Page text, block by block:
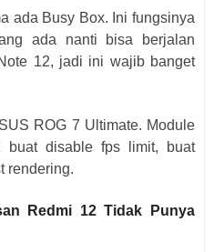
ada Busy Box. Ini fungsinya
ada nanti bisa berjalan
12, jadi ini wajib banget
ROG 7 Ultimate. Module
buat disable fps limit, buat
rendering.
Redmi 12 Tidak Punya